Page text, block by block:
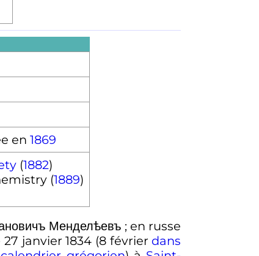
en 1869
(1882)
(1889)
Менделѣевъ ; en russe
27 janvier 1834 (8 février dans